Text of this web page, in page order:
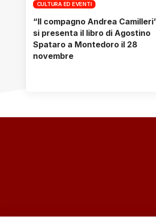
CULTURA ED EVENTI
“Il compagno Andrea
si presenta il libro di Agostino
Spataro a Montedoro il 28
novembre